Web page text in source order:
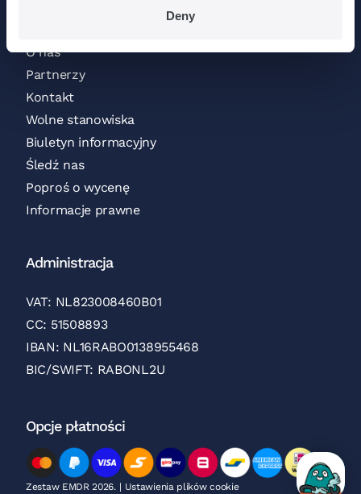
Deny
O nas
Partnerzy
Kontakt
Wolne stanowiska
Biuletyn informacyjny
Śledź nas
Poproś o wycenę
Informacje prawne
Administracja
VAT: NL823008460B01
CC: 51508893
IBAN: NL16RABO0138955468
BIC/SWIFT: RABONL2U
Opcje płatności
Zestaw EMDR 2026. | Ustawienia plików cookie